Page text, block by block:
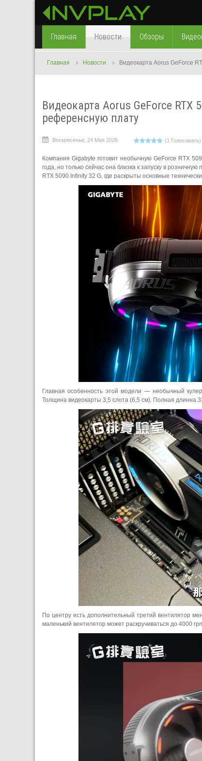
Главная Новости Обзоры
Главная Новости Видеокарта Aorus GeForce
Видеокарта Aorus GeForce
референсную плату
Воскресенье, 24 Мая 2026 (1 Голосовать)
Компания Gigabyte готовит необычную GeForce RTX
года, но только сейчас она близка к запуску в
RTX 5090 Infinity 32 G, где раскрыты основные
Главная особенность этой модели — необычный
Толщина видеокарты 3,5 слота (6,5 см). Полная длинна
По центру есть дополнительный третий вентилятор
маленький вентилятор может раскручиваться до 4000